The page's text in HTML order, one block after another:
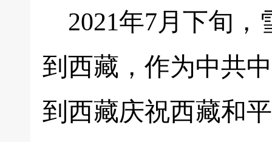
2021年7月下旬
到西藏，作为中共
到西藏庆祝西藏和